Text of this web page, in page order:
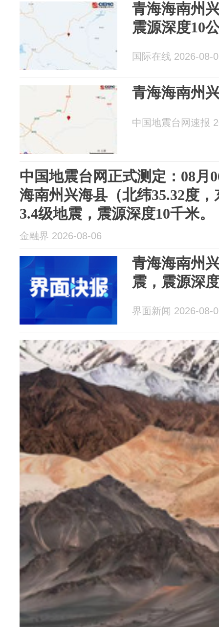
青海海南州
震源深度10
国际在线 2026-08-
青海海南州
中国地震台网速报
中国地震台网正式测定：08月
海南州兴海县（北纬35.32度
3.4级地震，震源深度10千米。
金融界 2026-08-06
青海海南州
震，震源深
界面新闻 2026-08-